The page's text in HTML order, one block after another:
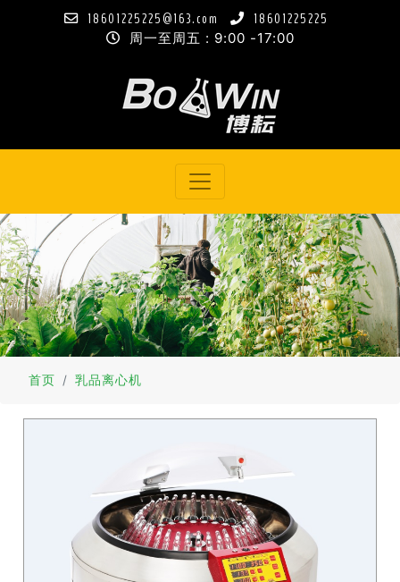
18601225225@163.com 18601225225
周一至周五 : 9:00 -17:00
首页 乳品离心机